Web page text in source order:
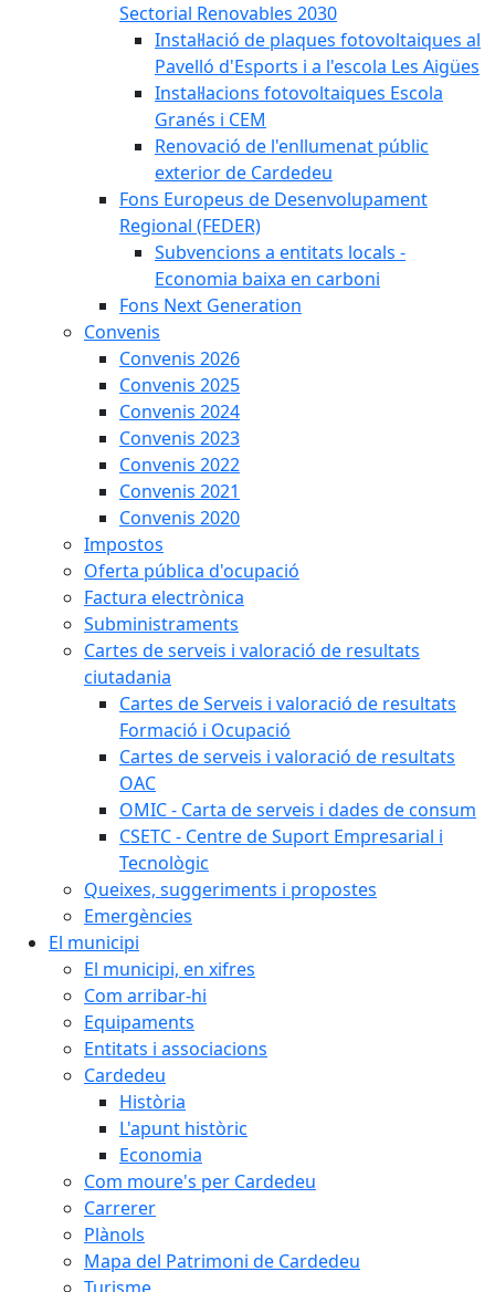
Sectorial Renovables 2030
Instal·lació de plaques fotovoltaiques al
Pavelló d'Esports i a l'escola Les Aigües
Instal·lacions fotovoltaiques Escola
Granés i CEM
Renovació de l'enllumenat públic
exterior de Cardedeu
Fons Europeus de Desenvolupament
Regional (FEDER)
Subvencions a entitats locals -
Economia baixa en carboni
Fons Next Generation
Convenis
Convenis 2026
Convenis 2025
Convenis 2024
Convenis 2023
Convenis 2022
Convenis 2021
Convenis 2020
Impostos
Oferta pública d'ocupació
Factura electrònica
Subministraments
Cartes de serveis i valoració de resultats
ciutadania
Cartes de Serveis i valoració de resultats
Formació i Ocupació
Cartes de serveis i valoració de resultats
OAC
OMIC - Carta de serveis i dades de consum
CSETC - Centre de Suport Empresarial i
Tecnològic
Queixes, suggeriments i propostes
Emergències
El municipi
El municipi, en xifres
Com arribar-hi
Equipaments
Entitats i associacions
Cardedeu
Història
L'apunt històric
Economia
Com moure's per Cardedeu
Carrerer
Plànols
Mapa del Patrimoni de Cardedeu